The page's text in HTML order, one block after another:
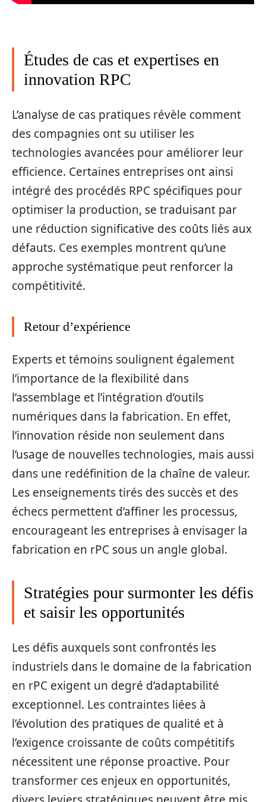
Études de cas et expertises en
innovation RPC
L’analyse de cas pratiques révèle comment
des compagnies ont su utiliser les
technologies avancées pour améliorer leur
efficience. Certaines entreprises ont ainsi
intégré des procédés RPC spécifiques pour
optimiser la production, se traduisant par
une réduction significative des coûts liés aux
défauts. Ces exemples montrent qu’une
approche systématique peut renforcer la
compétitivité.
Retour d’expérience
Experts et témoins soulignent également
l’importance de la flexibilité dans
l’assemblage et l’intégration d’outils
numériques dans la fabrication. En effet,
l’innovation réside non seulement dans
l’usage de nouvelles technologies, mais aussi
dans une redéfinition de la chaîne de valeur.
Les enseignements tirés des succès et des
échecs permettent d’affiner les processus,
encourageant les entreprises à envisager la
fabrication en rPC sous un angle global.
Stratégies pour surmonter les défis
et saisir les opportunités
Les défis auxquels sont confrontés les
industriels dans le domaine de la fabrication
en rPC exigent un degré d’adaptabilité
exceptionnel. Les contraintes liées à
l’évolution des pratiques de qualité et à
l’exigence croissante de coûts compétitifs
nécessitent une réponse proactive. Pour
transformer ces enjeux en opportunités,